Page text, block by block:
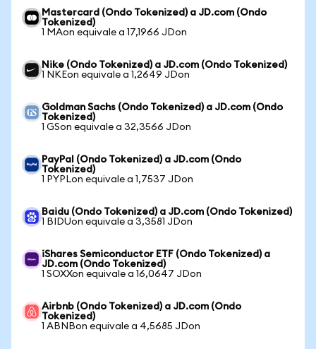
Mastercard (Ondo Tokenized) a JD.com (Ondo
Tokenized)
1 MAon equivale a 17,1966 JDon
Nike (Ondo Tokenized) a JD.com (Ondo Tokenized)
1 NKEon equivale a 1,2649 JDon
Goldman Sachs (Ondo Tokenized) a JD.com (Ondo
Tokenized)
1 GSon equivale a 32,3566 JDon
PayPal (Ondo Tokenized) a JD.com (Ondo
Tokenized)
1 PYPLon equivale a 1,7537 JDon
Baidu (Ondo Tokenized) a JD.com (Ondo Tokenized)
1 BIDUon equivale a 3,3581 JDon
iShares Semiconductor ETF (Ondo Tokenized) a
JD.com (Ondo Tokenized)
1 SOXXon equivale a 16,0647 JDon
Airbnb (Ondo Tokenized) a JD.com (Ondo
Tokenized)
1 ABNBon equivale a 4,5685 JDon